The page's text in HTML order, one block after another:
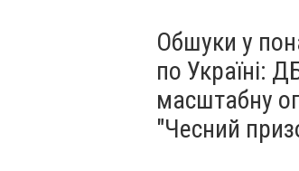
Обшуки у
по Україні:
масштабну
"Чесний